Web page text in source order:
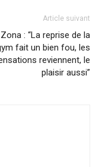
Article suivant
: “La reprise de la
fait un bien fou, les
reviennent, le
plaisir aussi”